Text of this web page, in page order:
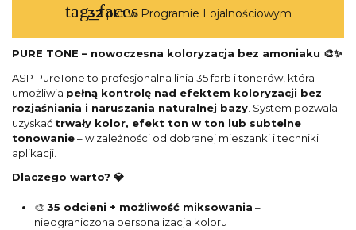
tag_faces
32pkt w Programie Lojalnościowym
PURE TONE – nowoczesna koloryzacja bez amoniaku 🎨✨
ASP PureTone to profesjonalna linia 35 farb i tonerów, która
umożliwia pełną kontrolę nad efektem koloryzacji bez
rozjaśniania i naruszania naturalnej bazy . System pozwala
uzyskać trwały kolor, efekt ton w ton lub subtelne
tonowanie– w zależności od dobranej mieszanki i techniki
aplikacji.
Dlaczego warto? 💎
🎨 35 odcieni + możliwość miksowania –
nieograniczona personalizacja koloru